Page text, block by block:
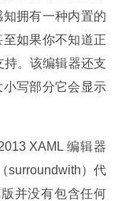
拥有一种内置的
如果你不知道正
。该编辑器还支
写部分它会显示
XAML 编辑器
surroundwith）代
并没有包含任何